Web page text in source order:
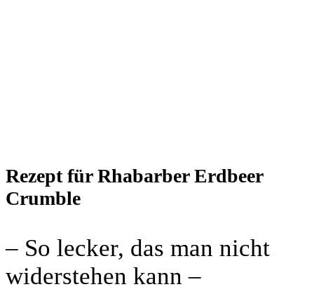
Rezept für Rhabarber Erdbeer
Crumble
– So lecker, das man nicht
widerstehen kann –